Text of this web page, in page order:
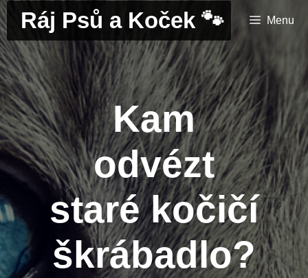
Přeskočit
na
obsah
Ráj Psů a Koček 🐾 Menu
Kam
odvézt
staré kočičí
škrábadlo?